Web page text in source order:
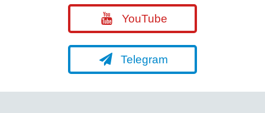
YouTube
Telegram